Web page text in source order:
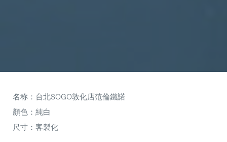
名称：台北SOGO敦化店范倫鐵諾
顏色：純白
尺寸：客製化